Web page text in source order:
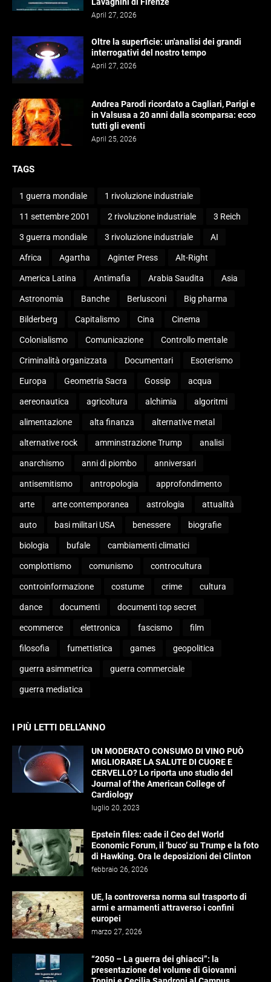
Lavagnini di Firenze
April 27, 2026
Oltre la superficie: un'analisi dei grandi
interrogativi del nostro tempo
April 27, 2026
Andrea Parodi ricordato a Cagliari, Parigi e
in Valsusa a 20 anni dalla scomparsa: ecco
tutti gli eventi
April 25, 2026
TAGS
1 guerra mondiale 1 rivoluzione industriale
11 settembre 2001 2 rivoluzione industriale 3 Reich
3 guerra mondiale 3 rivoluzione industriale AI
Africa Agartha Aginter Press Alt-Right
America Latina Antimafia Arabia Saudita Asia
Astronomia Banche Berlusconi Big pharma
Bilderberg Capitalismo Cina Cinema
Colonialismo Comunicazione Controllo mentale
Criminalità organizzata Documentari Esoterismo
Europa Geometria Sacra Gossip acqua
aereonautica agricoltura alchimia algoritmi
alimentazione alta finanza alternative metal
alternative rock amminstrazione Trump analisi
anarchismo anni di piombo anniversari
antisemitismo antropologia approfondimento
arte arte contemporanea astrologia attualità
auto basi militari USA benessere biografie
biologia bufale cambiamenti climatici
complottismo comunismo controcultura
controinformazione costume crime cultura
dance documenti documenti top secret
ecommerce elettronica fascismo film
filosofia fumettistica games geopolitica
guerra asimmetrica guerra commerciale
guerra mediatica
I PIÙ LETTI DELL’ANNO
UN MODERATO CONSUMO DI VINO PUÒ
MIGLIORARE LA SALUTE DI CUORE E
CERVELLO? Lo riporta uno studio del
Journal of the American College of
Cardiology
luglio 20, 2023
Epstein files: cade il Ceo del World
Economic Forum, il ‘buco’ su Trump e la foto
di Hawking. Ora le deposizioni dei Clinton
febbraio 26, 2026
UE, la controversa norma sul trasporto di
armi e armamenti attraverso i confini
europei
marzo 27, 2026
“2050 – La guerra dei ghiacci”: la
presentazione del volume di Giovanni